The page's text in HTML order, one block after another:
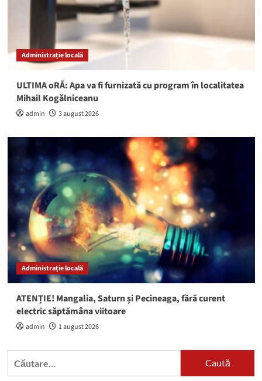
Administrație locală
ULTIMA oRĂ: Apa va fi furnizată cu program în localitatea
Mihail Kogălniceanu
admin 3 august 2026
Administrație locală
ATENȚIE! Mangalia, Saturn și Pecineaga, fără curent
electric săptămâna viitoare
admin 1 august 2026
Caută